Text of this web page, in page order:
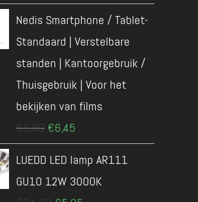
€15,99.
€10,99.
Nedis Smartphone / Tablet-
Standaard | Verstelbare
standen | Kantoorgebruik /
Thuisgebruik | Voor het
bekijken van films
€9,90 Oorspronkelijke
prijs
€9,90.
€6,45
€6,45.
LUEDD LED lamp AR111
GU10 12W 3000K
Oorspronkelijke